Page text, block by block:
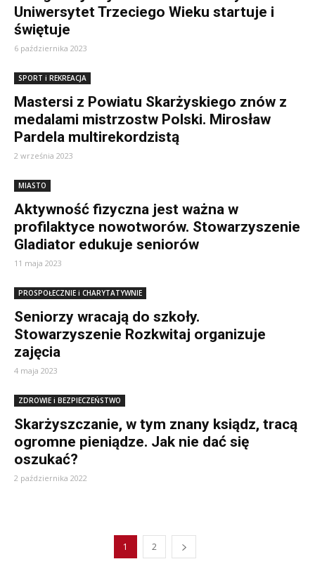
Uniwersytet Trzeciego Wieku startuje i
świętuje
6 października 2023
SPORT i REKREACJA
Mastersi z Powiatu Skarżyskiego znów z
medalami mistrzostw Polski. Mirosław
Pardela multirekordzistą
2 września 2023
MIASTO
Aktywność fizyczna jest ważna w
profilaktyce nowotworów. Stowarzyszenie
Gladiator edukuje seniorów
11 maja 2023
PROSPOŁECZNIE i CHARYTATYWNIE
Seniorzy wracają do szkoły.
Stowarzyszenie Rozkwitaj organizuje
zajęcia
4 maja 2023
ZDROWIE i BEZPIECZEŃSTWO
Skarżyszczanie, w tym znany ksiądz, tracą
ogromne pieniądze. Jak nie dać się
oszukać?
2 października 2022
1 2